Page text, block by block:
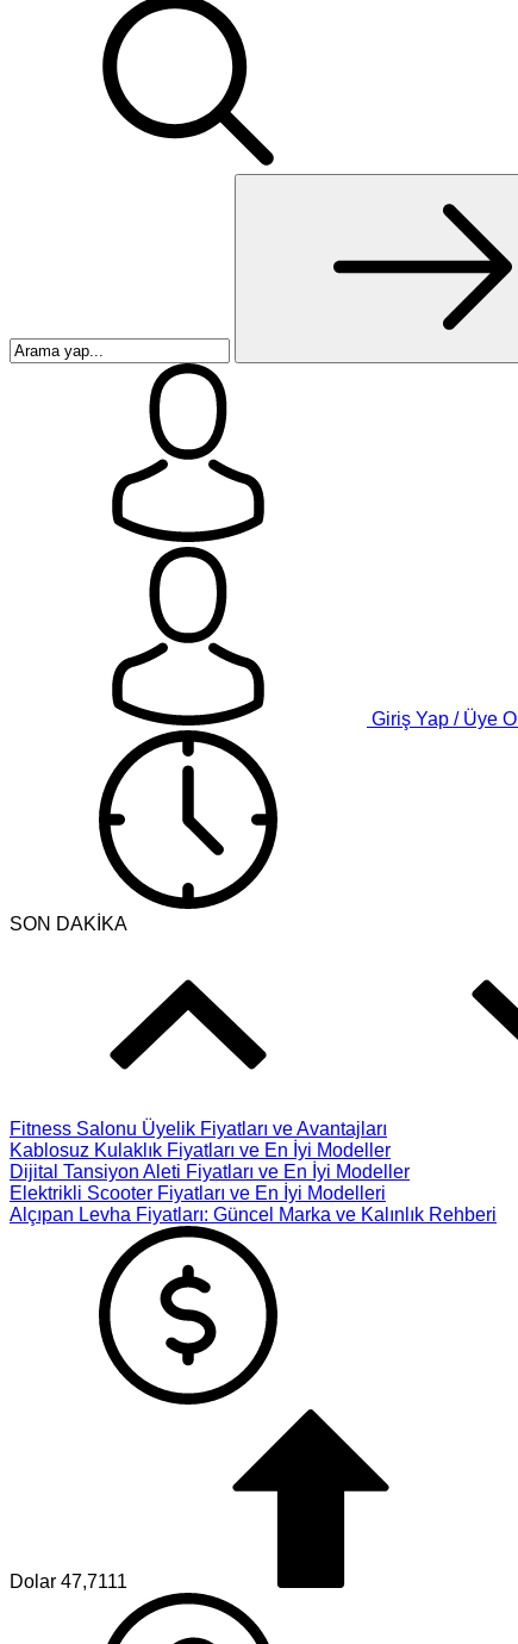
Giriş Yap / Üye Ol
SON DAKİKA
Fitness Salonu Üyelik Fiyatları ve Avantajları
Kablosuz Kulaklık Fiyatları ve En İyi Modeller
Dijital Tansiyon Aleti Fiyatları ve En İyi Modeller
Elektrikli Scooter Fiyatları ve En İyi Modelleri
Alçıpan Levha Fiyatları: Güncel Marka ve Kalınlık Rehberi
Dolar 47,7111